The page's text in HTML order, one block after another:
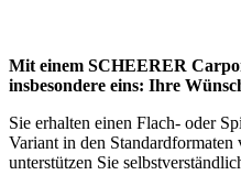
Mit einem SCHEERER
insbesondere eins: Ihre
Sie erhalten einen Flach- oder
Variant in den
unterstützen Sie